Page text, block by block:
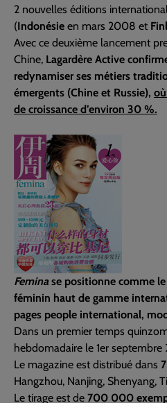
2 nouvelles éditions
(Indonésie en mars 2008 et
Avec ce deuxième lancement
Chine, Lagardère Active
redynamiser ses métiers
émergents (Chine et Russie),
de croissance d’environ 30 %.
Femina se positionne comme
féminin haut de gamme
pages people international,
Dans un premier temps
hebdomadaire le 1er
Le magazine est distribué dans
Hangzhou, Nanjing, Shenyang,
Le tirage est de 700 000